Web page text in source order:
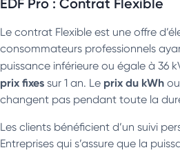
Le contrat Flexible est une offre
consommateurs professionnels
puissance inférieure ou égale à 36
prix fixes sur 1 an. Le prix du kWh
changent pas pendant toute la
Les clients bénéficient d’un suivi
Entreprises qui s’assure que la